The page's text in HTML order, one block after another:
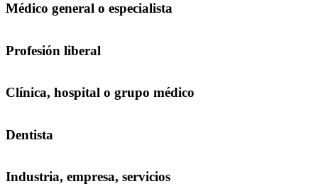
Médico general o especialista
Profesión liberal
Clínica, hospital o grupo médico
Dentista
Industria, empresa, servicios